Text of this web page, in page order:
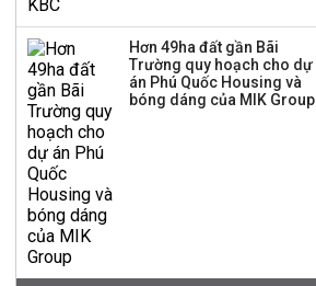
Hơn 49ha đất gần Bãi
Trường quy hoạch cho dự
án Phú Quốc Housing và
bóng dáng của MIK Group